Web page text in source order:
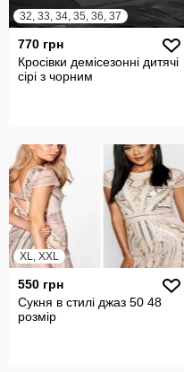
32, 33, 34, 35, 36, 37
770 грн
Кросівки демісезонні дитячі
сірі з чорним
XL, XXL
550 грн
Сукня в стилі джаз 50 48
розмір